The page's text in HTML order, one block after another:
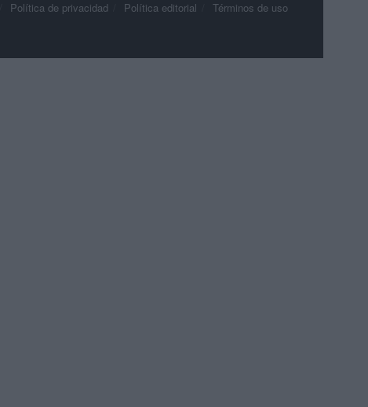
Política de privacidad Política editorial Términos de uso